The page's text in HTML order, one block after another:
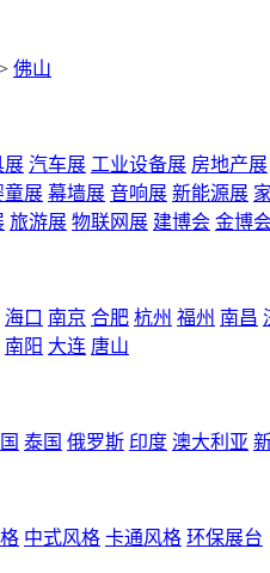
佛山
展 汽车展 工业设备展 房地产展
童展 幕墙展 音响展 新能源展
旅游展 物联网展 建博会 金博
海口 南京 合肥 杭州 福州 南昌
南阳 大连 唐山
泰国 俄罗斯 印度 澳大利亚
中式风格 卡通风格 环保展台